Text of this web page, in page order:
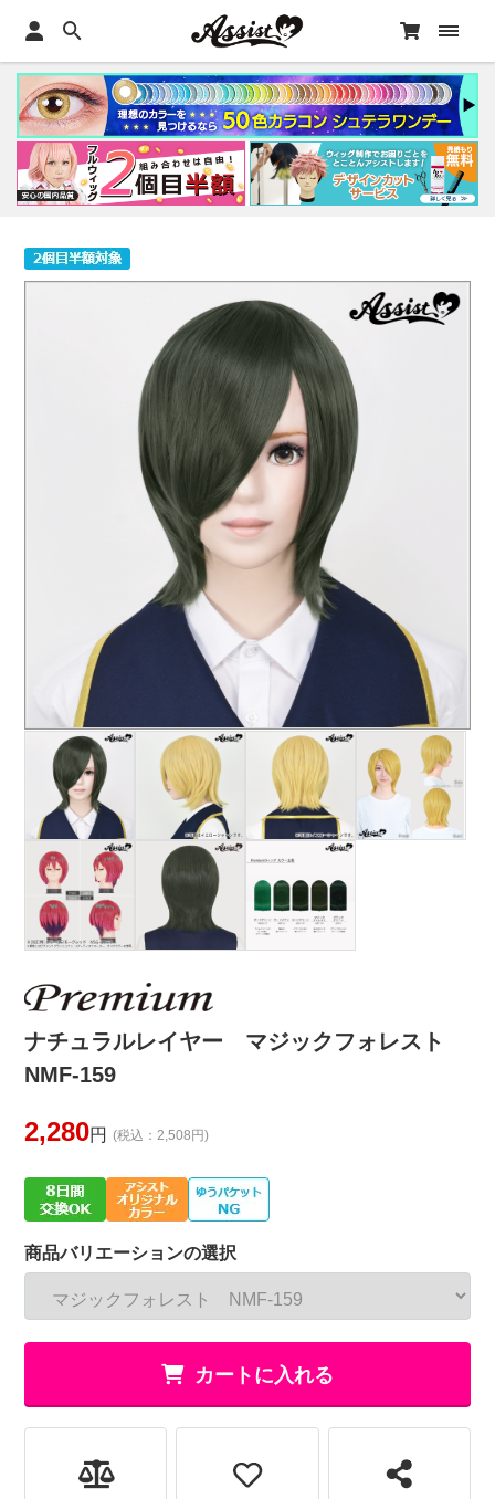
ナチュラルレイヤー マジックフォレスト
NMF-159
2,280円 (税込：2,508円)
商品バリエーションの選択
カートに入れる